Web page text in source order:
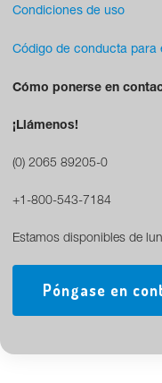
Condiciones de uso
Código de conducta para
Cómo ponerse en
¡Llámenos!
(0) 2065 89205-0
+1-800-543-7184
Estamos disponibles de
Póngase en